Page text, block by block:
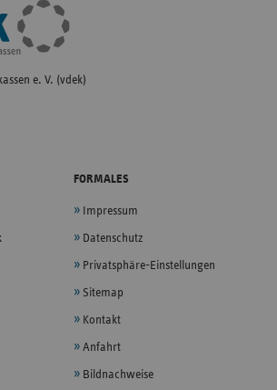
e. V. (vdek)
FORMALES
Impressum
Datenschutz
Privatsphäre-Einstellungen
Sitemap
Kontakt
Anfahrt
Bildnachweise